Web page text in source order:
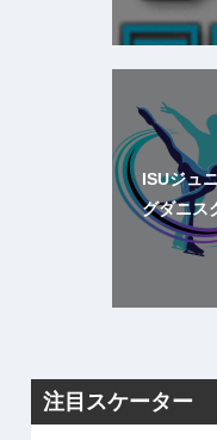
ISUジュ
グダニス
注目スケーター